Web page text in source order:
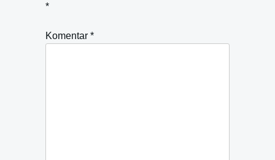
*
Komentar *